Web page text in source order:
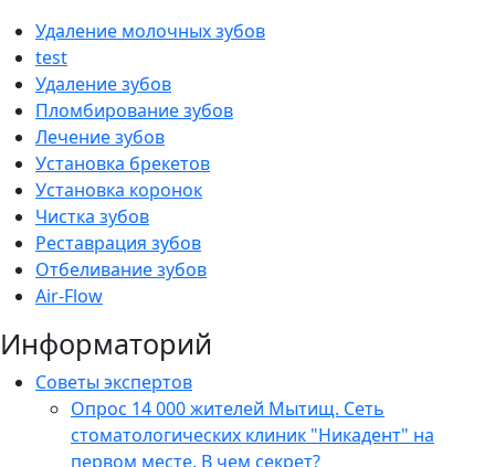
Удаление молочных зубов
test
Удаление зубов
Пломбирование зубов
Лечение зубов
Установка брекетов
Установка коронок
Чистка зубов
Реставрация зубов
Отбеливание зубов
Air-Flow
Информаторий
Советы экспертов
Опрос 14 000 жителей Мытищ. Сеть
стоматологических клиник "Никадент" на
первом месте. В чем секрет?